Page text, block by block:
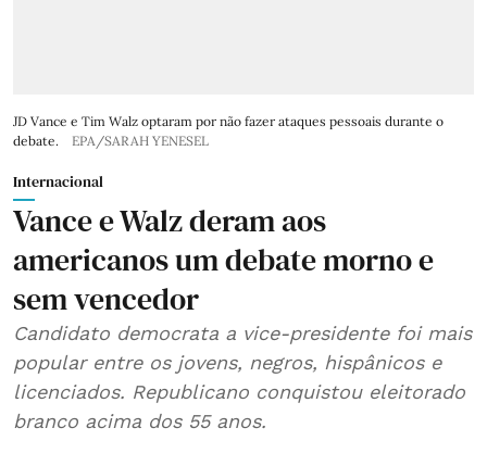
JD Vance e Tim Walz optaram por não fazer ataques pessoais durante o
debate.
EPA/SARAH YENESEL
Internacional
Vance e Walz deram aos
americanos um debate morno e
sem vencedor
Candidato democrata a vice-presidente foi mais
popular entre os jovens, negros, hispânicos e
licenciados. Republicano conquistou eleitorado
branco acima dos 55 anos.